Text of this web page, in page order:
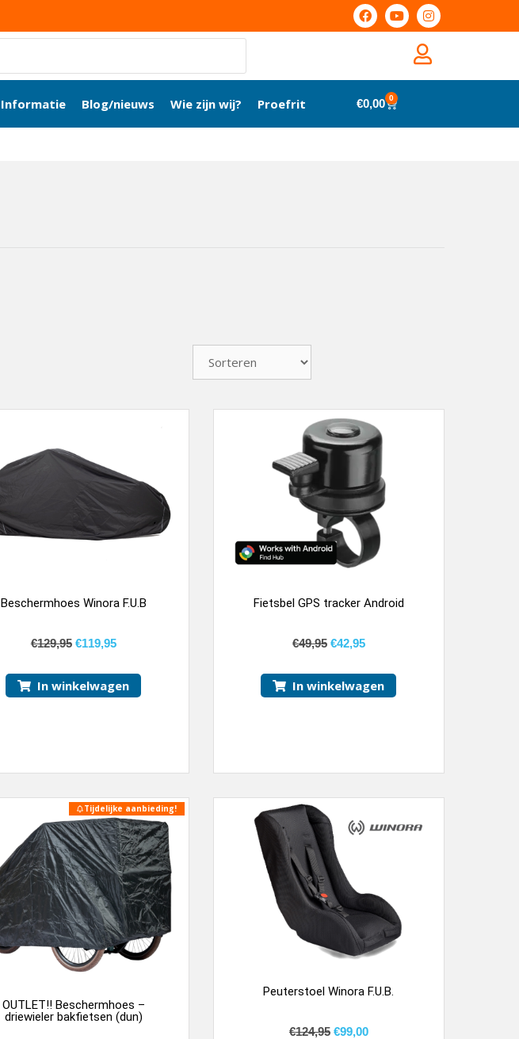
Informatie Blog/nieuws Wie zijn wij? Proefrit €0,00 0
Beschermhoes Winora F.U.B
€129,95 €119,95
In winkelwagen
Fietsbel GPS tracker Android
€49,95 €42,95
In winkelwagen
Tijdelijke aanbieding!
OUTLET!! Beschermhoes –
driewieler bakfietsen (dun)
Peuterstoel Winora F.U.B.
€124,95 €99,00